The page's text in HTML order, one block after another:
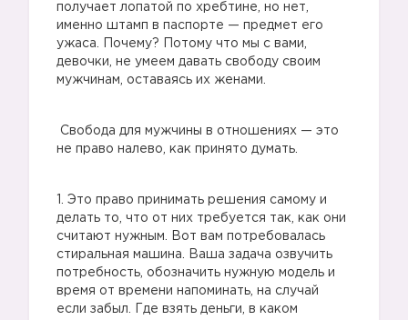
получает лопатой по хребтине, но нет,
именно штамп в паспорте — предмет его
ужаса. Почему? Потому что мы с вами,
девочки, не умеем давать свободу своим
мужчинам, оставаясь их женами.
Свобода для мужчины в отношениях — это
не право налево, как принято думать.
1. Это право принимать решения самому и
делать то, что от них требуется так, как они
считают нужным. Вот вам потребовалась
стиральная машина. Ваша задача озвучить
потребность, обозначить нужную модель и
время от времени напоминать, на случай
если забыл. Где взять деньги, в каком